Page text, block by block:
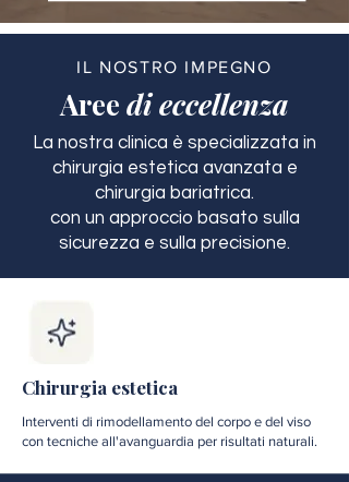
IL NOSTRO IMPEGNO
Aree di eccellenza
La nostra clinica è specializzata in
chirurgia estetica avanzata e
chirurgia bariatrica.
con un approccio basato sulla
sicurezza e sulla precisione.
Chirurgia estetica
Interventi di rimodellamento del corpo e del viso
con tecniche all'avanguardia per risultati naturali.